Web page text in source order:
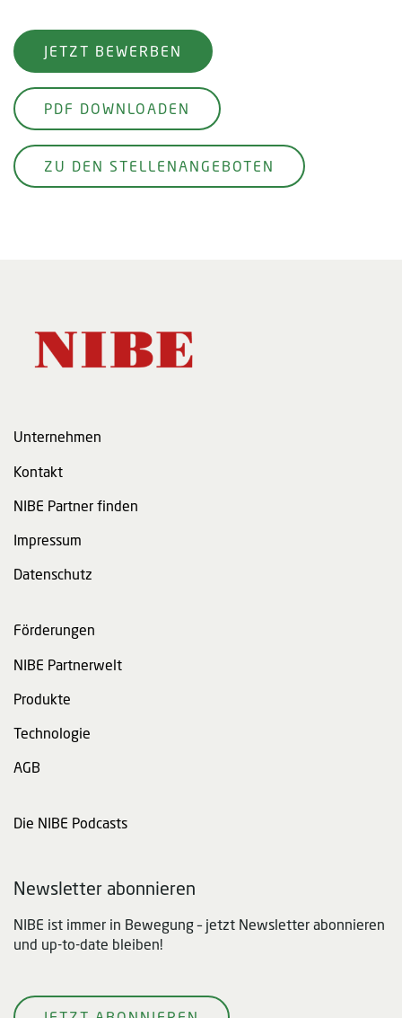
JETZT BEWERBEN
PDF DOWNLOADEN
ZU DEN STELLENANGEBOTEN
Unternehmen
Kontakt
NIBE Partner finden
Impressum
Datenschutz
Förderungen
NIBE Partnerwelt
Produkte
Technologie
AGB
Die NIBE Podcasts
Newsletter abonnieren
NIBE ist immer in Bewegung – jetzt Newsletter abonnieren
und up-to-date bleiben!